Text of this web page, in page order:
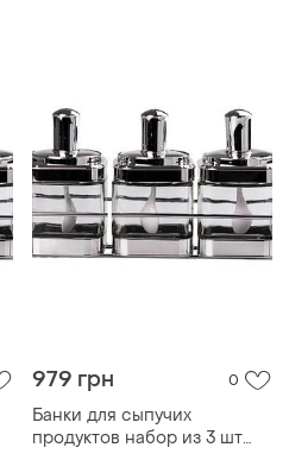
979 грн 0
Банки для сыпучих
продуктов набор из 3 шт